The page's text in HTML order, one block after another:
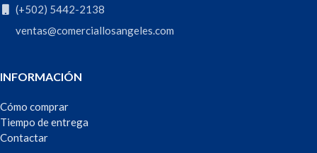
(+502) 5442-2138
ventas@comerciallosangeles.com
INFORMACIÓN
Cómo comprar
Tiempo de entrega
Contactar